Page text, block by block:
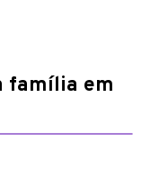
família em